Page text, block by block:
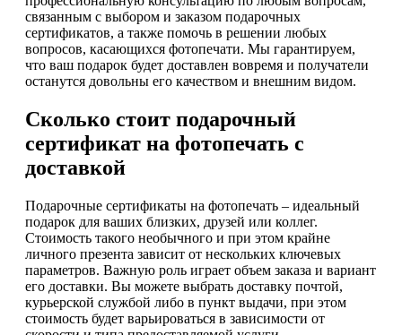
связанным с выбором и заказом подарочных
сертификатов, а также помочь в решении любых
вопросов, касающихся фотопечати. Мы гарантируем,
что ваш подарок будет доставлен вовремя и получатели
останутся довольны его качеством и внешним видом.
Сколько стоит подарочный
сертификат на фотопечать с
доставкой
Подарочные сертификаты на фотопечать – идеальный
подарок для ваших близких, друзей или коллег.
Стоимость такого необычного и при этом крайне
личного презента зависит от нескольких ключевых
параметров. Важную роль играет объем заказа и вариант
его доставки. Вы можете выбрать доставку почтой,
курьерской службой либо в пункт выдачи, при этом
стоимость будет варьироваться в зависимости от